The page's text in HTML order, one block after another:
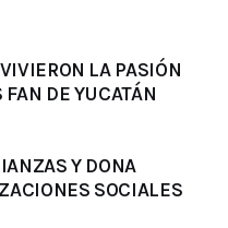
LA PASIÓN
DE YUCATÁN
Y DONA
SOCIALES